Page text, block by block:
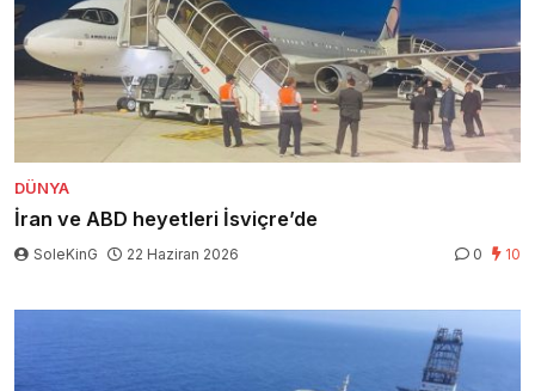
DÜNYA
İran ve ABD heyetleri İsviçre’de
SoleKinG 22 Haziran 2026 0 10